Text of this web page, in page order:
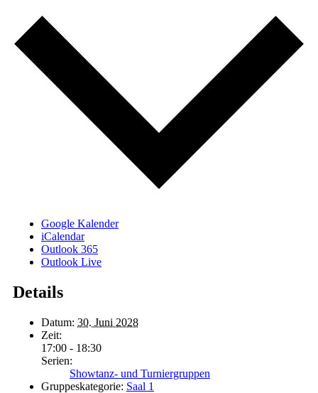
Google Kalender
iCalendar
Outlook 365
Outlook Live
Details
Datum: 30. Juni 2028
Zeit:
17:00 - 18:30
Serien:
Showtanz- und Turniergruppen
Gruppeskategorie: Saal 1